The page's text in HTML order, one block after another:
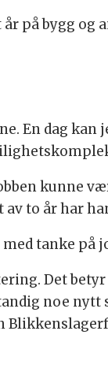
på bygg og
En dag
kunne
av to år har
tanke
Det
noe